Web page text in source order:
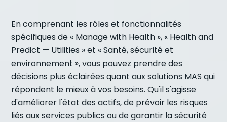
En comprenant les rôles et fonctionnalités
spécifiques de « Manage with Health », « Health and
Predict — Utilities » et « Santé, sécurité et
environnement », vous pouvez prendre des
décisions plus éclairées quant aux solutions MAS qui
répondent le mieux à vos besoins. Qu'il s'agisse
d'améliorer l'état des actifs, de prévoir les risques
liés aux services publics ou de garantir la sécurité